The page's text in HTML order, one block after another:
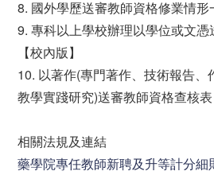
8. 國外學歷送審教師資格修業情形
9. 專科以上學校辦理以學位或文
【校內版】
10. 以著作(專門著作、技術報告、
教學實踐研究)送審教師資格查核
相關法規及連結
藥學院專任教師新聘及升等計分細